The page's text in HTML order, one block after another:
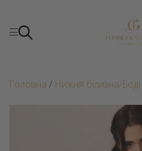
Головна / Нижня білизна/Боді